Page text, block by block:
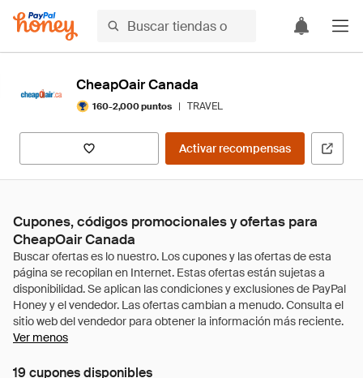
CheapOair Canada
160-2,000 puntos | TRAVEL
Activar recompensas
Cupones, códigos promocionales y ofertas para
CheapOair Canada
Ver menos
19 cupones disponibles